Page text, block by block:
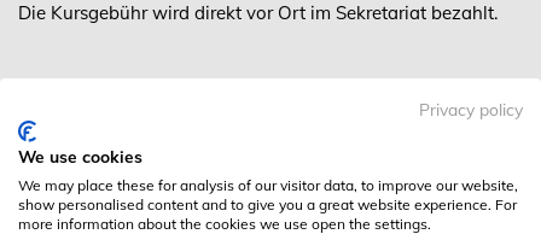
Die Kursgebühr wird direkt vor Ort im Sekretariat bezahlt.
Richard Golding @ Golfclub Bad Kissingen -
Euerdorfer Straße 11, 97688 Bad Kissingen
Richard Golding
Privacy policy
We use cookies
We may place these for analysis of our visitor data, to improve our website,
show personalised content and to give you a great website experience. For
more information about the cookies we use open the settings.